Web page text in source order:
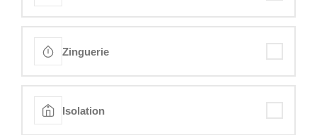
Zinguerie
Isolation